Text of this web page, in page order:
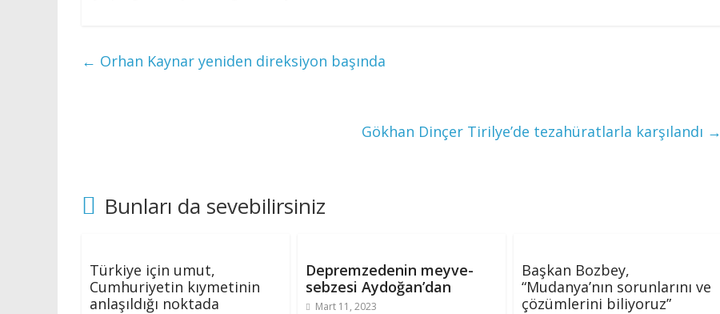
← Orhan Kaynar yeniden direksiyon başında
Gökhan Dinçer Tirilye’de tezahüratlarla karşılandı →
Bunları da sevebilirsiniz
Türkiye için umut,
Cumhuriyetin kıymetinin
anlaşıldığı noktada
Depremzedenin meyve-
sebzesi Aydoğan’dan
Mart 11, 2023
Başkan Bozbey,
“Mudanya’nın sorunlarını ve
çözümlerini biliyoruz”